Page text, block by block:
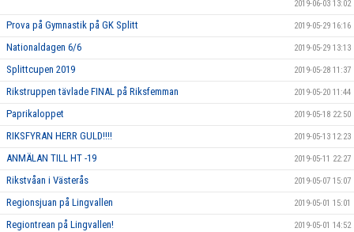
2019-06-03 13:02
Prova på Gymnastik på GK Splitt 2019-05-29 16:16
Nationaldagen 6/6 2019-05-29 13:13
Splittcupen 2019 2019-05-28 11:37
Rikstruppen tävlade FINAL på Riksfemman 2019-05-20 11:44
Paprikaloppet 2019-05-18 22:50
RIKSFYRAN HERR GULD!!!! 2019-05-13 12:23
ANMÄLAN TILL HT -19 2019-05-11 22:27
Rikstvåan i Västerås 2019-05-07 15:07
Regionsjuan på Lingvallen 2019-05-01 15:01
Regiontrean på Lingvallen! 2019-05-01 14:52